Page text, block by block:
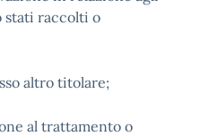
stati raccolti o
altro titolare;
al trattamento o